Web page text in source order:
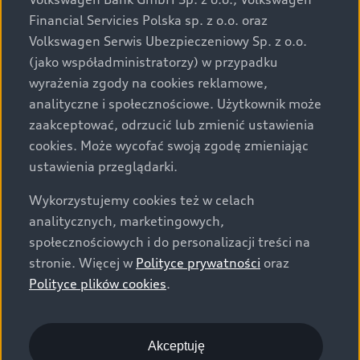
za dopłatą. Wiążące ustalenie ceny, wyposażenia i
specyfikacji pojazdu następują w umowie sprzedaży, a
określenie parametrów technicznych zawiera
świadectwo homologacji typu pojazdu. Zastrzegamy
sobie prawo do zmian i pomyłek. Wszelkie informacje
prezentowane na stronie są aktualne na dzień ich
zamieszczania. W celu uzyskania najnowszych
informacji prosimy kontaktować się z Partnerem Marki
Audi.
Wszystkie produkowane obecnie samochody marki Audi
są wykonywane z materiałów spełniających pod
względem możliwości odzysku i recyklingu wymagania
określone w normie ISO 22628 i są zgodne z
europejskimi świadectwami homologacji wydanymi wg
o.o. podlega obowiązkowi zapewnienia wszystkim
użytkownikom samochodów marki Volkswagen sieci
Financial Servicies Polska sp. z o.o. oraz
Volkswagen Serwis Ubezpieczeniowy Sp. z o.o.
(jako współadministratorzy) w przypadku
wyrażenia zgody na cookies reklamowe,
analityczne i społecznościowe. Użytkownik może
zaakceptować, odrzucić lub zmienić ustawienia
cookies. Może wycofać swoją zgodę zmieniając
ustawienia przeglądarki.
Wykorzystujemy cookies też w celach
analitycznych, marketingowych,
społecznościowych i do personalizacji treści na
stronie. Więcej w Polityce prywatności oraz
Polityce plików cookies.
Akceptuję